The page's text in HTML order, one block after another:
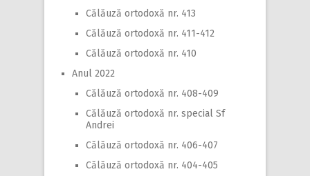
Călăuză ortodoxă nr. 413
Călăuză ortodoxă nr. 411-412
Călăuză ortodoxă nr. 410
Anul 2022
Călăuză ortodoxă nr. 408-409
Călăuză ortodoxă nr. special Sf
Andrei
Călăuză ortodoxă nr. 406-407
Călăuză ortodoxă nr. 404-405